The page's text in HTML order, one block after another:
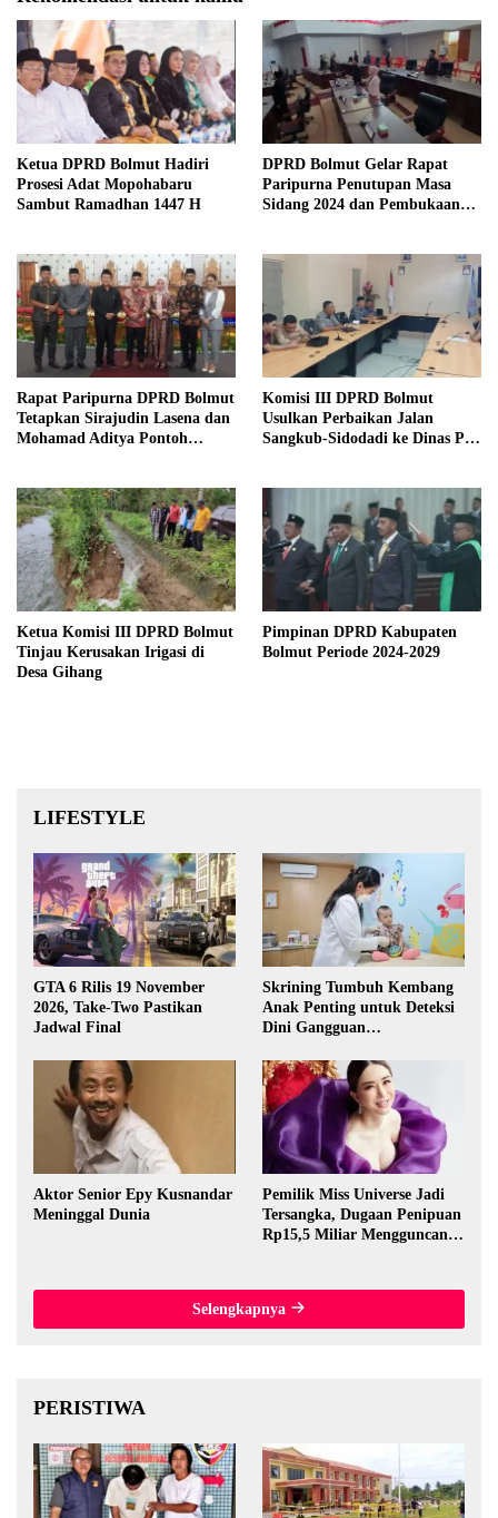
Ketua DPRD Bolmut Hadiri
Prosesi Adat Mopohabaru
Sambut Ramadhan 1447 H
DPRD Bolmut Gelar Rapat
Paripurna Penutupan Masa
Sidang 2024 dan Pembukaan
Rapat Paripurna DPRD Bolmut
Tetapkan Sirajudin Lasena dan
Mohamad Aditya Pontoh
Komisi III DPRD Bolmut
Usulkan Perbaikan Jalan
Sangkub-Sidodadi ke Dinas PU
Ketua Komisi III DPRD Bolmut
Tinjau Kerusakan Irigasi di
Desa Gihang
Pimpinan DPRD Kabupaten
Bolmut Periode 2024-2029
LIFESTYLE
GTA 6 Rilis 19 November
2026, Take-Two Pastikan
Jadwal Final
Skrining Tumbuh Kembang
Anak Penting untuk Deteksi
Dini Gangguan
Aktor Senior Epy Kusnandar
Meninggal Dunia
Pemilik Miss Universe Jadi
Tersangka, Dugaan Penipuan
Rp15,5 Miliar Mengguncang
Selengkapnya
PERISTIWA